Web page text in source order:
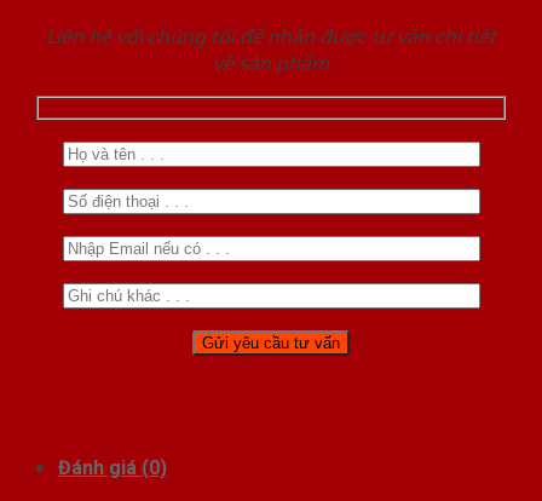
Liên hệ với chúng tôi để nhận được tư vấn chi tiết
về sản phẩm
Đánh giá (0)